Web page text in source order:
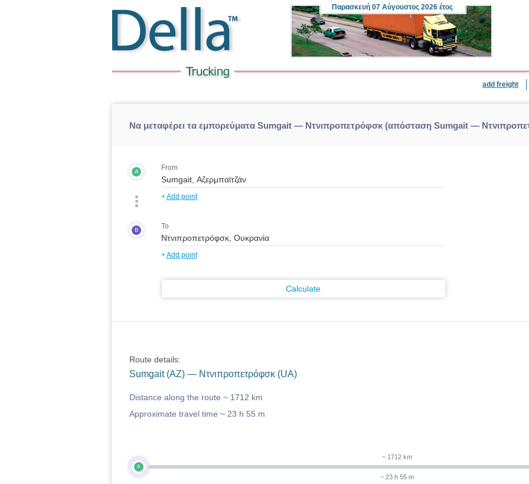
Παρασκευή07 Αύγουστος 2026 έτος
add freight
Να μεταφέρει τα εμπορεύματα Sumgait — Ντνιπροπετρόφσκ (απόσταση Sumgait —
A From
+Add point
B To
+Add point
Calculate
Route details:
Sumgait (AZ) — Ντνιπροπετρόφσκ (UA)
Distance along the route ~ 1712 km
Approximate travel time ~ 23 h 55 m
A
~ 1712 km
~ 23 h 55 m